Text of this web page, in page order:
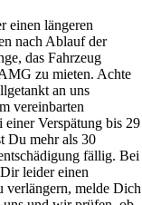
einen längeren
nach Ablauf der
das Fahrzeug
zu mieten. Achte
an uns
vereinbarten
Verspätung bis 29
Du mehr als 30
fällig. Bei
leider einen
verlängern, melde Dich